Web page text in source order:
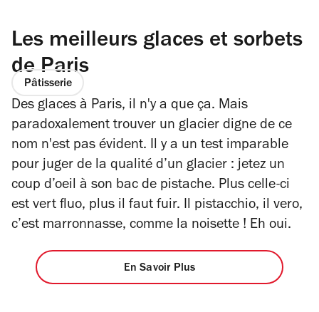
Les meilleurs glaces et sorbets
de Paris
Pâtisserie
Des glaces à Paris, il n'y a que ça. Mais
paradoxalement trouver un glacier digne de ce
nom n'est pas évident. Il y a un test imparable
pour juger de la qualité d’un glacier : jetez un
coup d’oeil à son bac de pistache. Plus celle-ci
est vert fluo, plus il faut fuir. Il pistacchio, il vero,
c’est marronnasse, comme la noisette ! Eh oui.
En Savoir Plus